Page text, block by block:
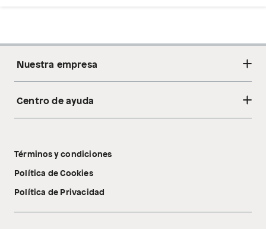
Nuestra empresa
Acerca de nosotros
Tecnología Pillow Walk
Centro de ayuda
Libro de reclamaciones
Términos y condiciones
Política de Cookies
Política de Privacidad